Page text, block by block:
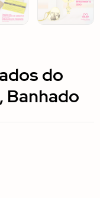
do
Banhado